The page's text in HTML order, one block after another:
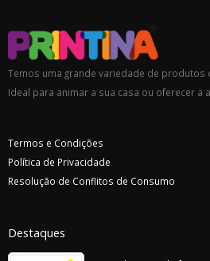
Temos uma grande variedade de
Ideal para animar a sua casa ou oferecer a
Termos e Condições
Política de Privacidade
Resolução de Conflitos de Consumo
Destaques